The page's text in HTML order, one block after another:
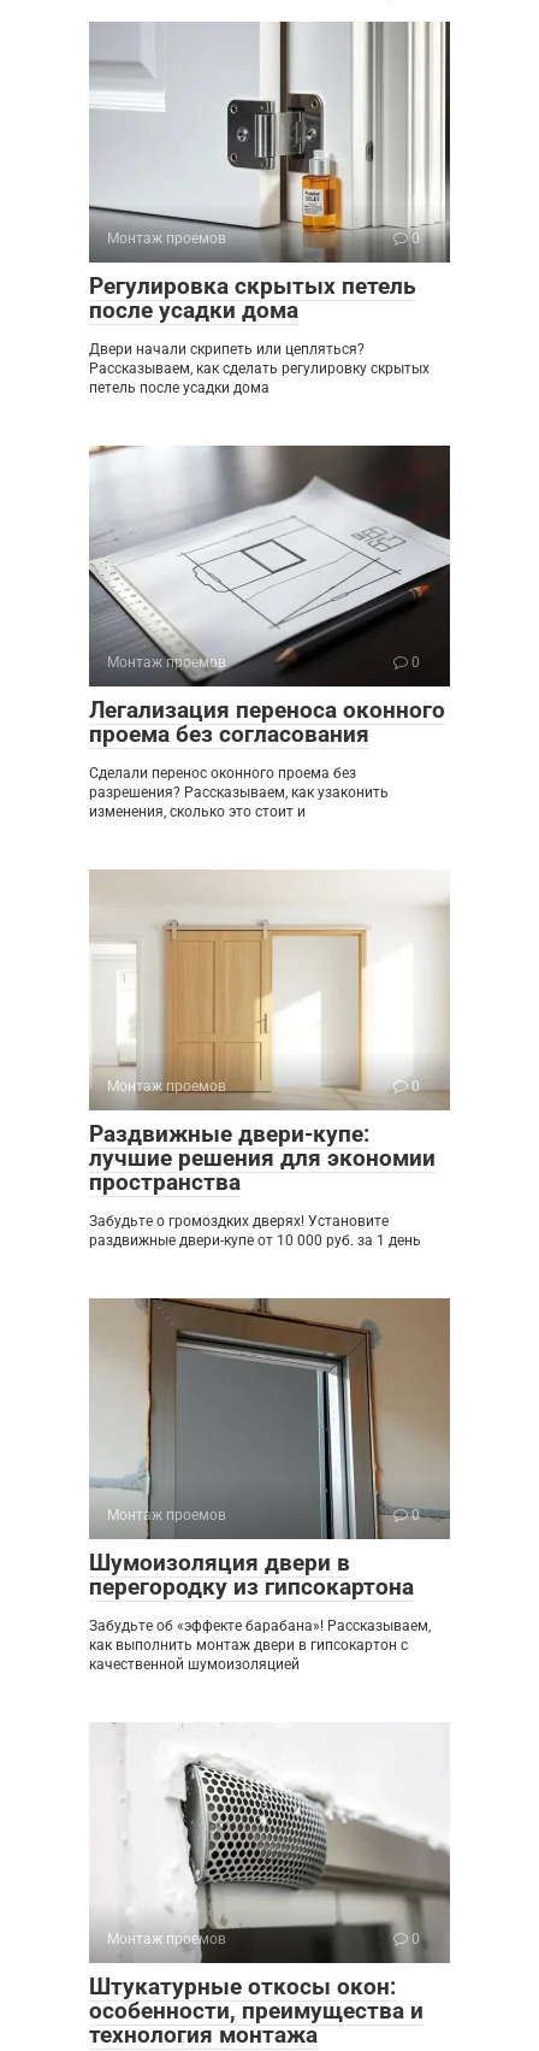
Монтаж проемов 0
Регулировка скрытых петель
после усадки дома
Двери начали скрипеть или цепляться?
Рассказываем, как сделать регулировку скрытых
петель после усадки дома
Монтаж проемов 0
Легализация переноса оконного
проема без согласования
Сделали перенос оконного проема без
разрешения? Рассказываем, как узаконить
изменения, сколько это стоит и
Монтаж проемов 0
Раздвижные двери-купе:
лучшие решения для экономии
пространства
Забудьте о громоздких дверях! Установите
раздвижные двери-купе от 10 000 руб. за 1 день
Монтаж проемов 0
Шумоизоляция двери в
перегородку из гипсокартона
Забудьте об «эффекте барабана»! Рассказываем,
как выполнить монтаж двери в гипсокартон с
качественной шумоизоляцией
Монтаж проемов 0
Штукатурные откосы окон:
особенности, преимущества и
технология монтажа